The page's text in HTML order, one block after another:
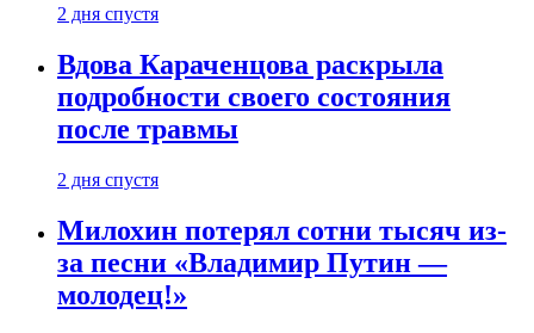
2 дня спустя
Вдова Караченцова раскрыла
подробности своего состояния
после травмы
2 дня спустя
Милохин потерял сотни тысяч из-
за песни «Владимир Путин —
молодец!»